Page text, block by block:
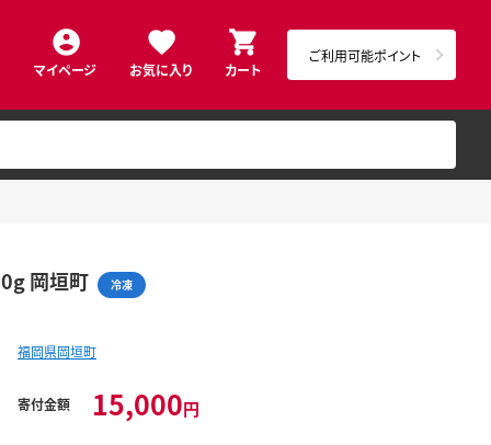
マイページ お気に入り カート
ご利用可能ポイント
岡垣町 冷凍
福岡県岡垣町
寄付金額 15,000円